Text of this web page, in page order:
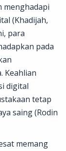
menghadapi
(Khadijah,
para
pada
Keahlian
digital
tetap
saing (Rodin
memang